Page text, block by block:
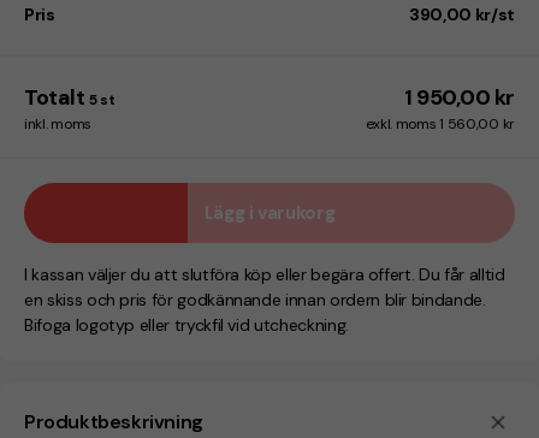
Produktbeskrivning
Pris
390,00 kr/st
Totalt 5 st 1 950,00 kr
inkl. moms exkl. moms 1 560,00 kr
Lägg i varukorg
I kassan väljer du att slutföra köp eller begära offert. Du får alltid
en skiss och pris för godkännande innan ordern blir bindande.
Bifoga logotyp eller tryckfil vid utcheckning.